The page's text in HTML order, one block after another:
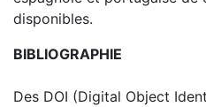
disponibles.
BIBLIOGRAPHIE
Des DOI (Digital Object